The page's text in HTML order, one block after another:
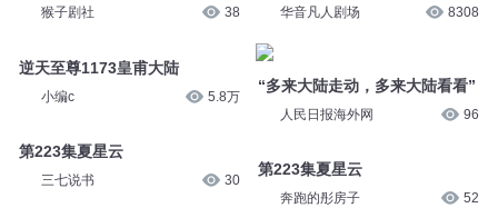
猴子剧社 38
逆天至尊1173皇甫大陆
小编c 5.8万
第223集夏星云
三七说书 30
华音凡人剧场 8308
“多来大陆走动，多来大陆看看”
人民日报海外网 96
第223集夏星云
奔跑的彤房子 52